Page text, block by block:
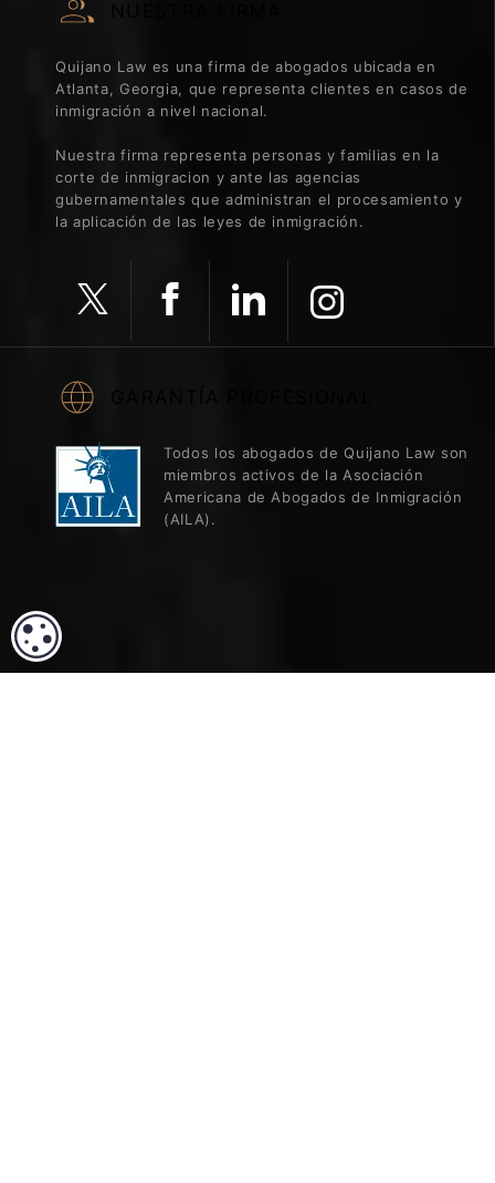
Quijano Law es una firma de abogados ubicada en
Atlanta, Georgia, que representa clientes en casos de
inmigración a nivel nacional.
Nuestra firma representa personas y familias en la
corte de inmigracion y ante las agencias
gubernamentales que administran el procesamiento y
la aplicación de las leyes de inmigración.
Todos los abogados de Quijano Law son
miembros activos de la Asociación
Americana de Abogados de Inmigración
(AILA).
CONFIGURACIÓN DE COOKIES